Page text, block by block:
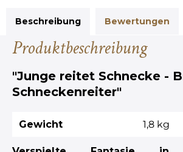
Beschreibung Bewertungen
Produktbeschreibung
"Junge reitet Schnecke -
Schneckenreiter"
Gewicht 1,8 kg